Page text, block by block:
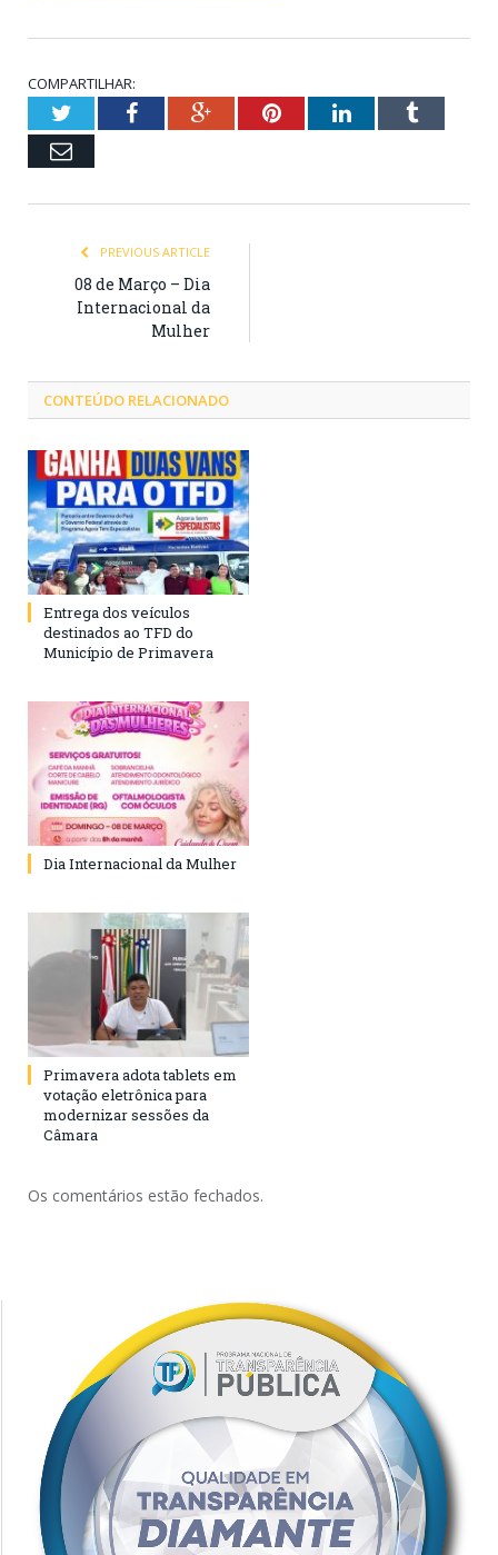
COMPARTILHAR:
TwitterFacebookGoogle+PinterestLinkedInTumblr
Email
PREVIOUS ARTICLE
08 de Março – Dia
Internacional da
Mulher
CONTEÚDO RELACIONADO
Entrega dos veículos
destinados ao TFD do
Município de Primavera
Dia Internacional da Mulher
Primavera adota tablets em
votação eletrônica para
modernizar sessões da
Câmara
Os comentários estão fechados.